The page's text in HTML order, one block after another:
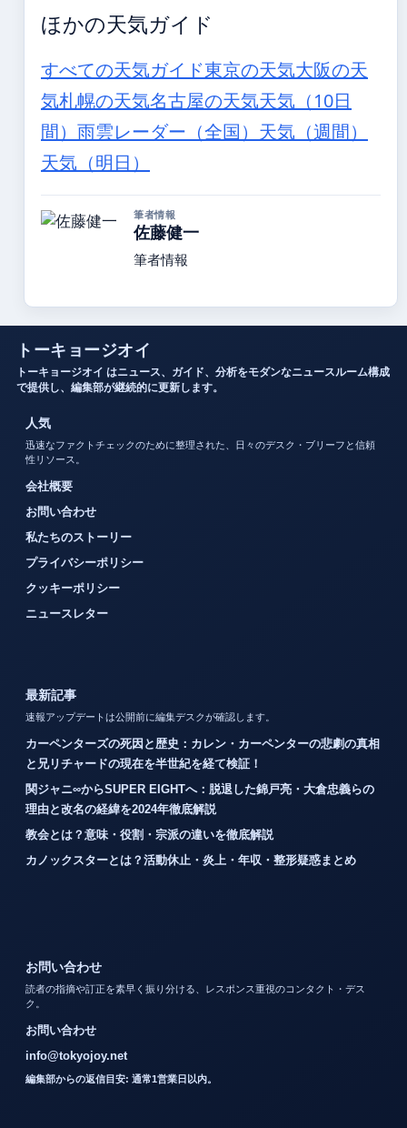
ほかの天気ガイド
すべての天気ガイド東京の天気大阪の天
気札幌の天気名古屋の天気天気（10日
間） 雨雲レーダー（全国） 天気（週間）
天気（明日）
筆者情報
佐藤健一
筆者情報
トーキョージオイ
トーキョージオイ はニュース、ガイド、分析をモダンなニュースルーム構成
で提供し、編集部が継続的に更新します。
人気
迅速なファクトチェックのために整理された、日々のデスク・ブリーフと信頼
性リソース。
会社概要
お問い合わせ
私たちのストーリー
プライバシーポリシー
クッキーポリシー
ニュースレター
最新記事
速報アップデートは公開前に編集デスクが確認します。
カーペンターズの死因と歴史：カレン・カーペンターの悲劇の真相
と兄リチャードの現在を半世紀を経て検証！
関ジャニ∞からSUPER EIGHTへ：脱退した錦戸亮・大倉忠義らの
理由と改名の経緯を2024年徹底解説
教会とは？意味・役割・宗派の違いを徹底解説
カノックスターとは？活動休止・炎上・年収・整形疑惑まとめ
お問い合わせ
読者の指摘や訂正を素早く振り分ける、レスポンス重視のコンタクト・デス
ク。
お問い合わせ
info@tokyojoy.net
編集部からの返信目安: 通常1営業日以内。